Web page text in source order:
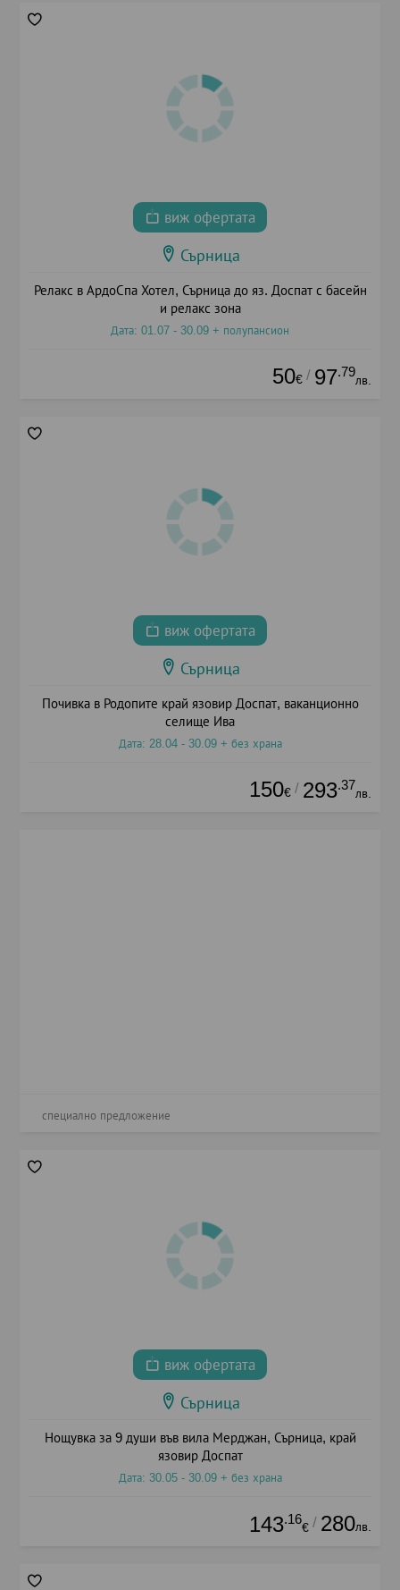
виж офертата
Сърница
Релакс в АрдоСпа Хотел, Сърница до яз. Доспат с басейн
и релакс зона
Дата: 01.07 - 30.09 + полупансион
50€ / 97.79
лв.
виж офертата
Сърница
Почивка в Родопите край язовир Доспат, ваканционно
селище Ива
Дата: 28.04 - 30.09 + без храна
150€ / 293.37
лв.
специално предложение
виж офертата
Сърница
Нощувка за 9 души във вила Мерджан, Сърница, край
язовир Доспат
Дата: 30.05 - 30.09 + без храна
143.16
€ / 280лв.